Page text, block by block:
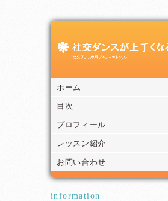
ホーム
目次
プロフィール
レッスン紹介
お問い合わせ
information